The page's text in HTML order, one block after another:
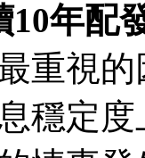
10年配
重視
穩定